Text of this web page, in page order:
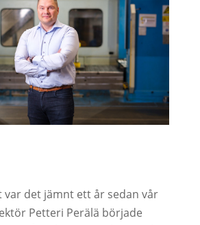
var det jämnt ett år sedan vår
Petteri Perälä började